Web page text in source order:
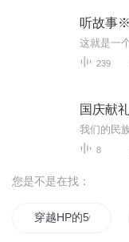
听故事
239
国庆献
8
您是不是在找：
穿越HP的50种可能